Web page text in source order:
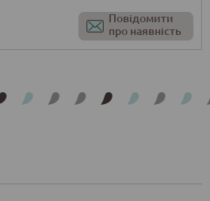
Повідомити
про наявність